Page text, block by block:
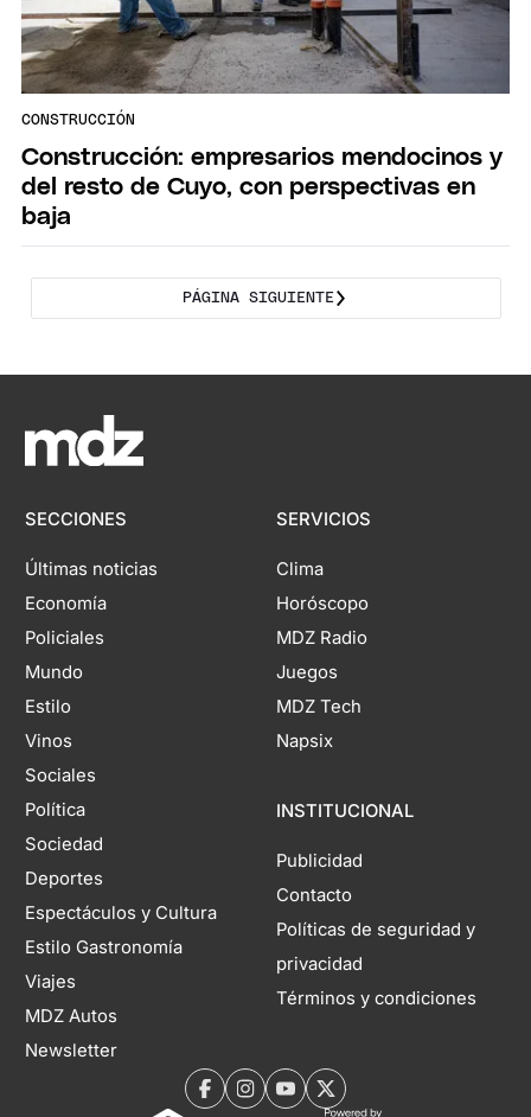
CONSTRUCCIÓN
Construcción: empresarios mendocinos y
del resto de Cuyo, con perspectivas en
baja
PÁGINA SIGUIENTE
SECCIONES
Últimas noticias
Economía
Policiales
Mundo
Estilo
Vinos
Sociales
Política
Sociedad
Deportes
Espectáculos y Cultura
Estilo Gastronomía
Viajes
MDZ Autos
Newsletter
SERVICIOS
Clima
Horóscopo
MDZ Radio
Juegos
MDZ Tech
Napsix
INSTITUCIONAL
Publicidad
Contacto
Políticas de seguridad y
privacidad
Términos y condiciones